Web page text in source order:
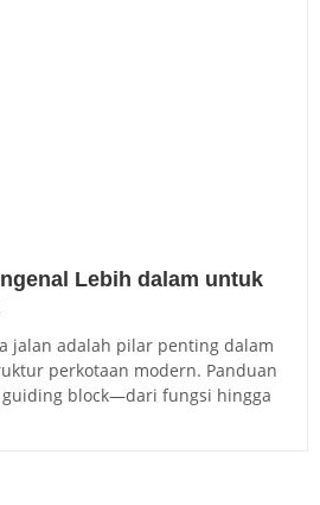
Lebih dalam untuk
jalan adalah pilar penting dalam
perkotaan modern. Panduan
block—dari fungsi hingga